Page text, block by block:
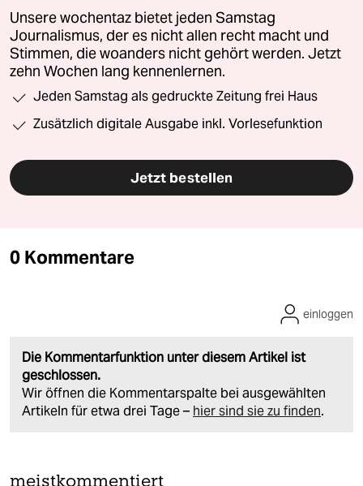
Unsere wochentaz bietet jeden Samstag
Journalismus, der es nicht allen recht macht und
Stimmen, die woanders nicht gehört werden. Jetzt
zehn Wochen lang kennenlernen.
Jeden Samstag als gedruckte Zeitung frei Haus
Zusätzlich digitale Ausgabe inkl. Vorlesefunktion
Jetzt bestellen
0 Kommentare
Die Kommentarfunktion unter diesem Artikel ist
geschlossen.
Wir öffnen die Kommentarspalte bei ausgewählten
Artikeln für etwa drei Tage – hier sind sie zu finden.
einloggen
meistkommentiert